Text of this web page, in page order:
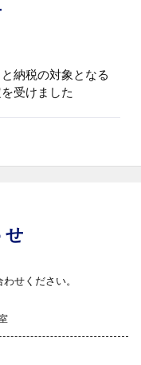
納税の対象となる
受けました
せください。